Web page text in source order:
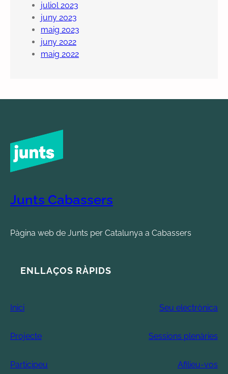
juliol 2023
juny 2023
maig 2023
juny 2022
maig 2022
Junts Cabassers
Pàgina web de Junts per Catalunya a Cabassers
ENLLAÇOS RÀPIDS
Inici Seu electrònica
Projecte Sessions plenàries
Participeu Afilieu-vos